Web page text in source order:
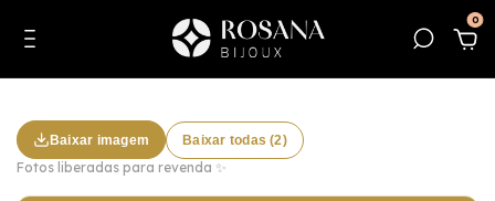
0
Baixar imagem Baixar todas (2)
Fotos liberadas para revenda ✨